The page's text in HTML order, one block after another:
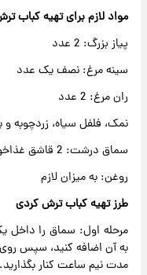
مواد لازم برای تهیه کباب
پیاز بزرگ: 2 عدد
سینه مرغ: نصف یک عدد
ران مرغ: 2 عدد
نمک، فلفل سیاه، زردچوبه و
سماق درشت: 2 قاشق غذاخوری
روغن: به میزان لازم
طرز تهیه کباب ترش کردی
مرحله اول: سماق را داخل
به آن اضافه کنید، سپس روی
مدت نیم ساعت کنار بگذارید.